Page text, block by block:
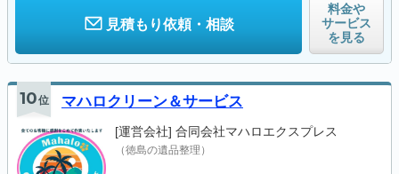
見積もり依頼・相談
料金や
サービス
を見る
10位 マハロクリーン＆サービス
[運営会社] 合同会社マハロエクスプレス
（徳島の遺品整理）